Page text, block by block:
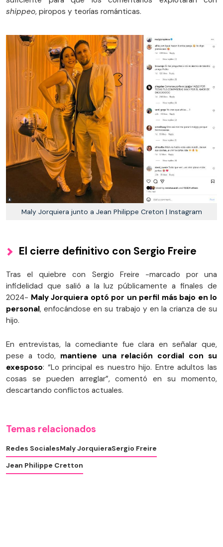
shippeo, piropos y teorías románticas.
Maly Jorquiera junto a Jean Philippe Creton | Instagram
El cierre definitivo con Sergio Freire
Tras el quiebre con Sergio Freire -marcado por una
infidelidad que salió a la luz públicamente a finales de
2024- Maly Jorquiera optó por un perfil más bajo en lo
personal, enfocándose en su trabajo y en la crianza de su
hijo.
En entrevistas, la comediante fue clara en señalar que,
pese a todo, mantiene una relación cordial con su
exesposo: “Lo principal es nuestro hijo. Entre adultos las
cosas se pueden arreglar”, comentó en su momento,
descartando conflictos actuales.
Temas relacionados
Redes SocialesMaly JorquieraSergio Freire
Jean Philippe Cretton